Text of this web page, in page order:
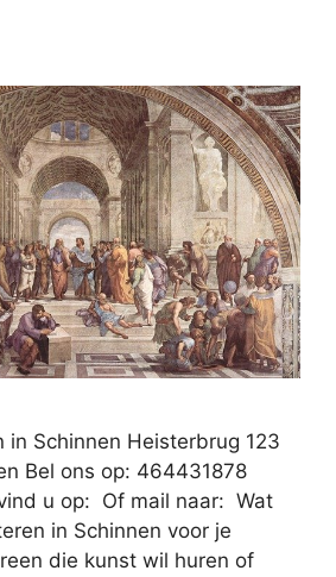
Schinnen Heisterbrug 123
Bel ons op: 464431878
u op: Of mail naar: Wat
in Schinnen voor je
die kunst wil huren of